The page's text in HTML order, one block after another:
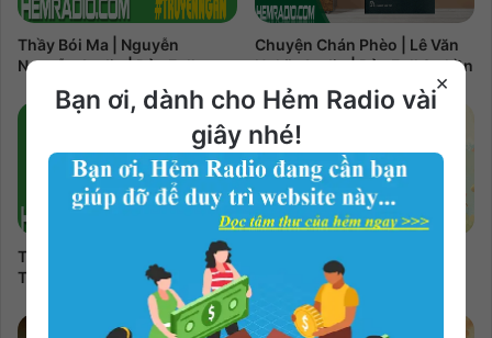
Thầy Bói Ma | Nguyễn
Nguyễn Audio | Bản Full
Chuyện Chán Phèo | Lê Văn
Nghĩa Audio | Bản Full 8 phần
Thảm Án Hoa Mai Vàng |
Thảo Trang Audio | Bản Full
Ấu Thơ Tươi Đẹp | Nguyễn
Ngọc Tư Audio | Bản Full
×
Bạn ơi, dành cho Hẻm Radio vài
giây nhé!